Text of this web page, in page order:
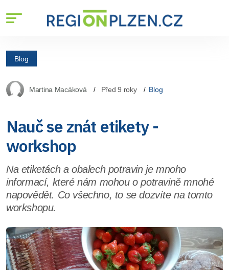
Blog
Martina Macáková Před 9 roky Blog
Nauč se znát etikety -
workshop
Na etiketách a obalech potravin je mnoho
informací, které nám mohou o potravině mnohé
napovědět. Co všechno, to se dozvíte na tomto
workshopu.